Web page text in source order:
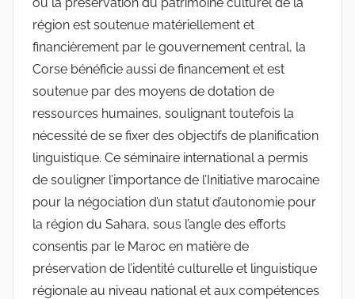
région est soutenue matériellement et
financièrement par le gouvernement central, la
Corse bénéficie aussi de financement et est
soutenue par des moyens de dotation de
ressources humaines, soulignant toutefois la
nécessité de se fixer des objectifs de planification
linguistique. Ce séminaire international a permis
de souligner l’importance de l’Initiative marocaine
pour la négociation d’un statut d’autonomie pour
la région du Sahara, sous l’angle des efforts
consentis par le Maroc en matière de
préservation de l’identité culturelle et linguistique
régionale au niveau national et aux compétences